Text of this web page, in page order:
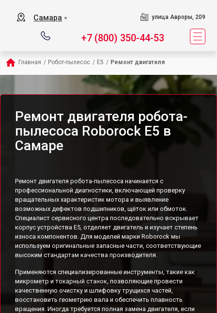
Самара ▼ улица Авроры, 209
+7 (800) 350-44-53
Главная / Робот-пылесос / E5 / Ремонт двигателя
Ремонт двигателя робота-
пылесоса Roborock E5 в
Самаре
Ремонт двигателя робота-пылесоса начинается с
профессиональной диагностики, включающей проверку
вращательных характеристик мотора и выявление
возможных дефектов подшипников, щёток или обмоток.
Специалист сервисного центра последовательно вскрывает
корпус устройства E5, отделяет двигатель и изучает степень
износа компонентов. Для моделей марки Roborock мы
используем оригинальные запасные части, соответствующие
высоким стандартам качества производителя.
Применяются специализированные инструменты, такие как
микрометр и токарный станок, позволяющие провести
качественную очистку и шлифовку трущихся частей,
восстановить геометрию вала и обеспечить плавность
вращения. Иногда требуется полная замена двигателя, если